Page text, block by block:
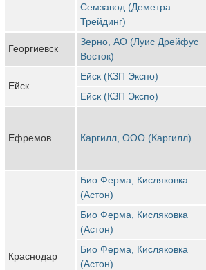
Семзавод (Деметра
Трейдинг)
Георгиевск
Зерно, АО (Луис Дрейфус
Восток)
Ейск
Ейск (КЗП Экспо)
Ейск (КЗП Экспо)
Ефремов Каргилл, ООО (Каргилл)
Краснодар
Био Ферма, Кисляковка
(Астон)
Био Ферма, Кисляковка
(Астон)
Био Ферма, Кисляковка
(Астон)